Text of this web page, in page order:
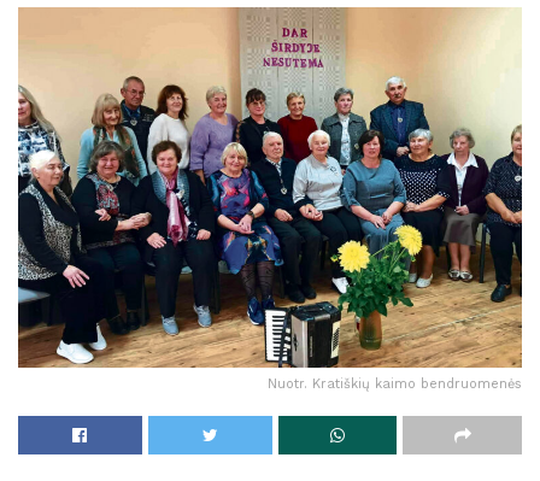
Nuotr. Kratiškių kaimo bendruomenės